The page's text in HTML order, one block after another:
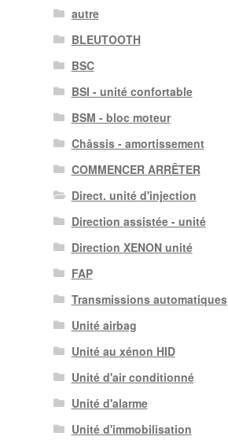
autre
BLEUTOOTH
BSC
BSI - unité confortable
BSM - bloc moteur
Châssis - amortissement
COMMENCER ARRÊTER
Direct. unité d'injection
Direction assistée - unité
Direction XENON unité
FAP
Transmissions automatiques
Unité airbag
Unité au xénon HID
Unité d'air conditionné
Unité d'alarme
Unité d'immobilisation